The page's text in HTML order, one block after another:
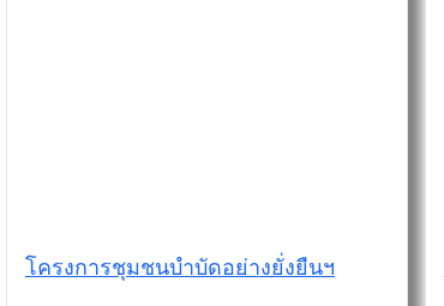
โครงการชุมชนบำบัดอย่างยั่งยืนฯ